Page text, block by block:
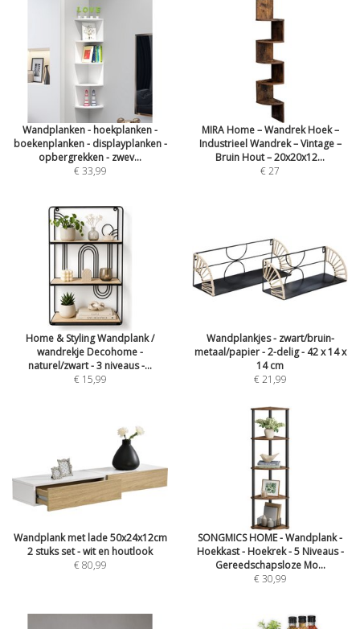
Wandplanken - hoekplanken -
boekenplanken - displayplanken -
opbergrekken - zwev...
€ 33,99
MIRA Home – Wandrek Hoek –
Industrieel Wandrek – Vintage –
Bruin Hout – 20x20x12...
€ 27
Home & Styling Wandplank /
wandrekje Decohome -
naturel/zwart - 3 niveaus -...
€ 15,99
Wandplankjes - zwart/bruin-
metaal/papier - 2-delig - 42 x 14 x
14 cm
€ 21,99
Wandplank met lade 50x24x12cm
2 stuks set - wit en houtlook
€ 80,99
SONGMICS HOME - Wandplank -
Hoekkast - Hoekrek - 5 Niveaus -
Gereedschapsloze Mo...
€ 30,99